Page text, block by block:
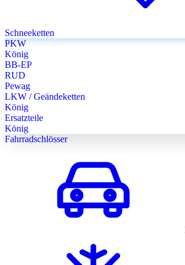
Schneeketten
PKW
König
BB-EP
RUD
Pewag
LKW / Geändeketten
König
Ersatzteile
König
Fahrradschlösser